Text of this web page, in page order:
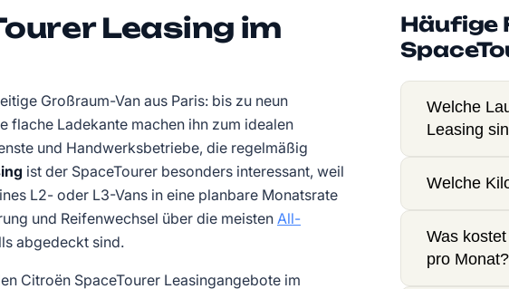
Leasing im
Großraum-Van aus Paris: bis zu neun
flache Ladekante machen ihn zum idealen
und Handwerksbetriebe, die regelmäßig
ist der SpaceTourer besonders interessant, weil
L2- oder L3-Vans in eine planbare Monatsrate
und Reifenwechsel über die meisten All-
abgedeckt sind.
Citroën SpaceTourer Leasingangebote im
Häufige
Welche
Leasing
Welche
Was
pro Monat?